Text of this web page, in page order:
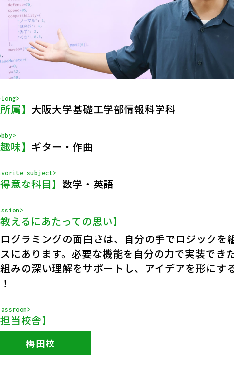
所属】 大阪大学基礎工学部情報科学科
趣味】 ギター・作曲
subject>
得意な科目】数学・英語
教えるにあたっての思い】
グラミングの面白さは、自分の手でロジックを
にあります。必要な機能を自分の力で実装でき
みの深い理解をサポートし、アイデアを形にす
担当校舎】
梅田校